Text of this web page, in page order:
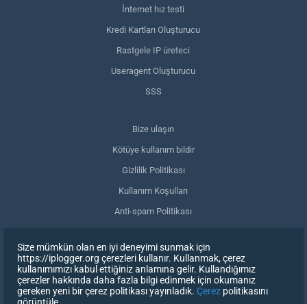
İnternet hız testi
Kredi Kartları Oluşturucu
Rastgele IP üreteci
Useragent Oluşturucu
SSS
Bize ulaşın
Kötüye kullanım bildir
Gizlilik Politikası
Kullanım Koşulları
Anti-spam Politikası
Verilerimi sil
Onayınızı geri çekin
Size mümkün olan en iyi deneyimi sunmak için
https://iplogger.org çerezleri kullanır. Kullanmak, çerez
kullanımımızı kabul ettiğiniz anlamına gelir. Kullandığımız
çerezler hakkında daha fazla bilgi edinmek için okumanız
gereken yeni bir çerez politikası yayınladık. Çerez politikasını